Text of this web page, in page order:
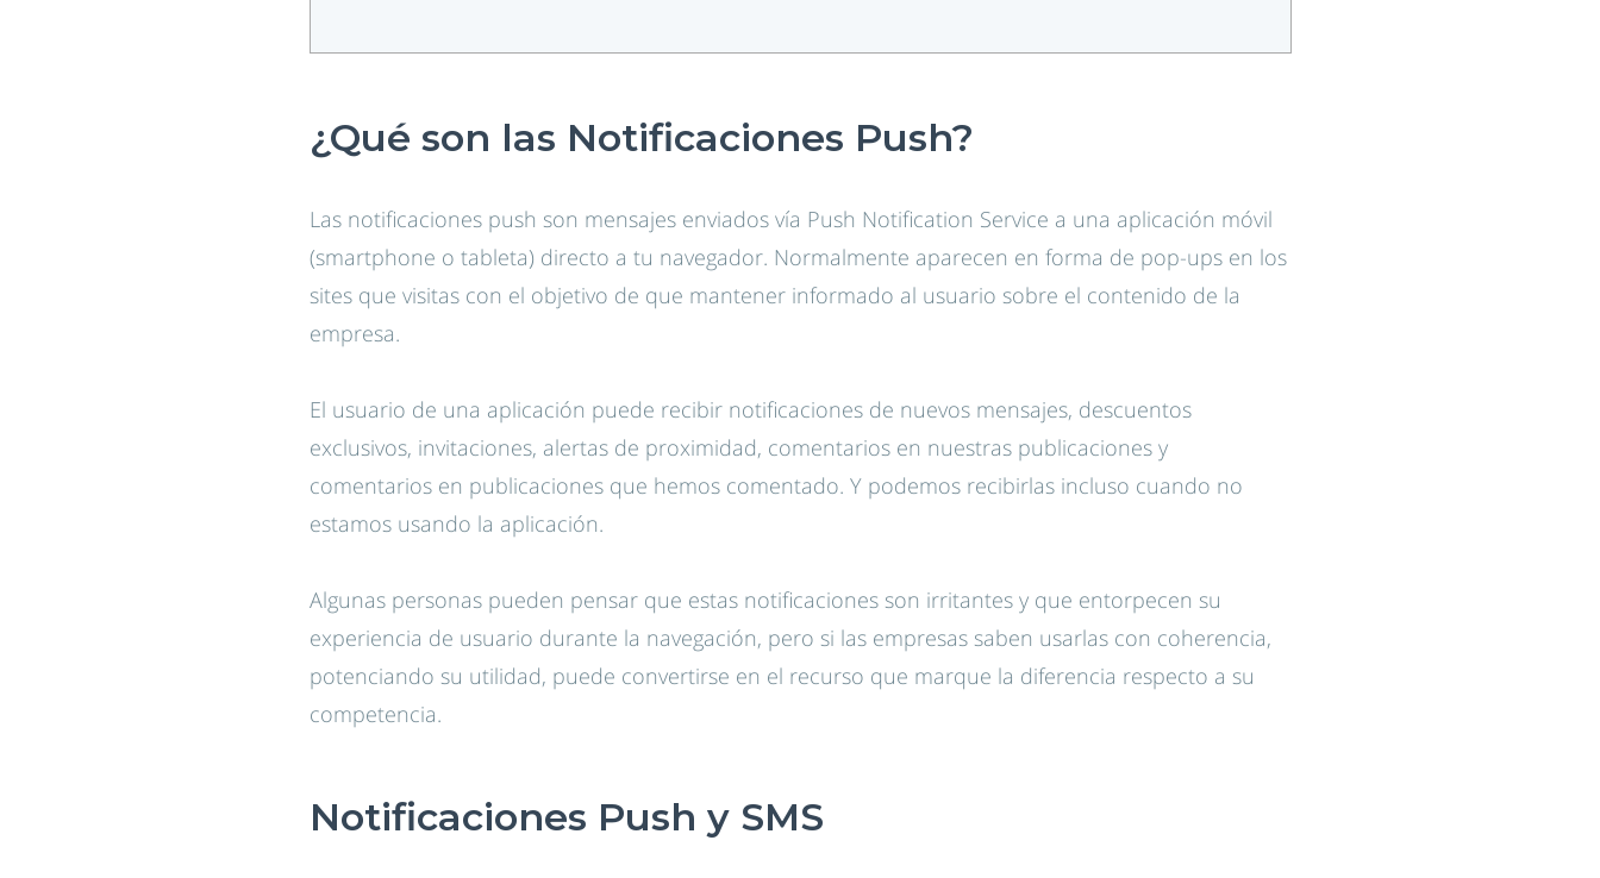
¿Qué son las Notificaciones Push?
Las notificaciones push son mensajes enviados vía Push Notification Service a una aplicación móvil
(smartphone o tableta) directo a tu navegador. Normalmente aparecen en forma de pop-ups en los
sites que visitas con el objetivo de que mantener informado al usuario sobre el contenido de la
empresa.
El usuario de una aplicación puede recibir notificaciones de nuevos mensajes, descuentos
exclusivos, invitaciones, alertas de proximidad, comentarios en nuestras publicaciones y
comentarios en publicaciones que hemos comentado. Y podemos recibirlas incluso cuando no
estamos usando la aplicación.
Algunas personas pueden pensar que estas notificaciones son irritantes y que entorpecen su
experiencia de usuario durante la navegación, pero si las empresas saben usarlas con coherencia,
potenciando su utilidad, puede convertirse en el recurso que marque la diferencia respecto a su
competencia.
Notificaciones Push y SMS